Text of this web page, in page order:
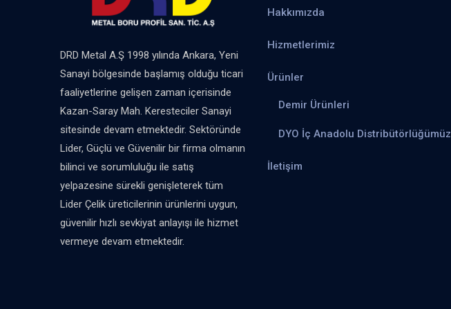
DRD Metal A.Ş 1998 yılında Ankara, Yeni
Sanayi bölgesinde başlamış olduğu ticari
faaliyetlerine gelişen zaman içerisinde
Kazan-Saray Mah. Keresteciler Sanayi
sitesinde devam etmektedir. Sektöründe
Lider, Güçlü ve Güvenilir bir firma olmanın
bilinci ve sorumluluğu ile satış
yelpazesine sürekli genişleterek tüm
Lider Çelik üreticilerinin ürünlerini uygun,
güvenilir hızlı sevkiyat anlayışı ile hizmet
vermeye devam etmektedir.
Hakkımızda
Hizmetlerimiz
Ürünler
Demir Ürünleri
DYO İç Anadolu Distribütörlüğümüz
İletişim